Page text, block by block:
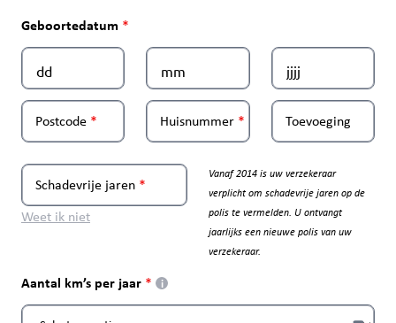
Geboortedatum
Postcode Huisnummer Toevoeging
Schadevrije jaren
Weet ik niet
Vanaf 2014 is uw verzekeraar
verplicht om schadevrije jaren op de
polis te vermelden. U ontvangt
jaarlijks een nieuwe polis van uw
verzekeraar.
Aantal km’s per jaar i